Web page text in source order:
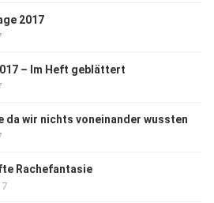
2017
– Im Heft geblättert
da wir nichts voneinander wussten
Rachefantasie